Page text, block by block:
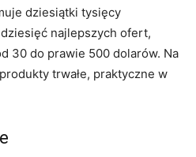
dziesiątki tysięcy
najlepszych ofert,
30 do prawie 500 dolarów. Na
trwałe, praktyczne w